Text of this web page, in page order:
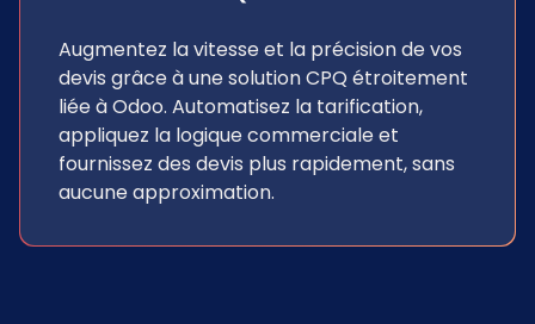
Augmentez la vitesse et la précision de vos
devis grâce à une solution CPQ étroitement
liée à Odoo. Automatisez la tarification,
appliquez la logique commerciale et
fournissez des devis plus rapidement, sans
aucune approximation.